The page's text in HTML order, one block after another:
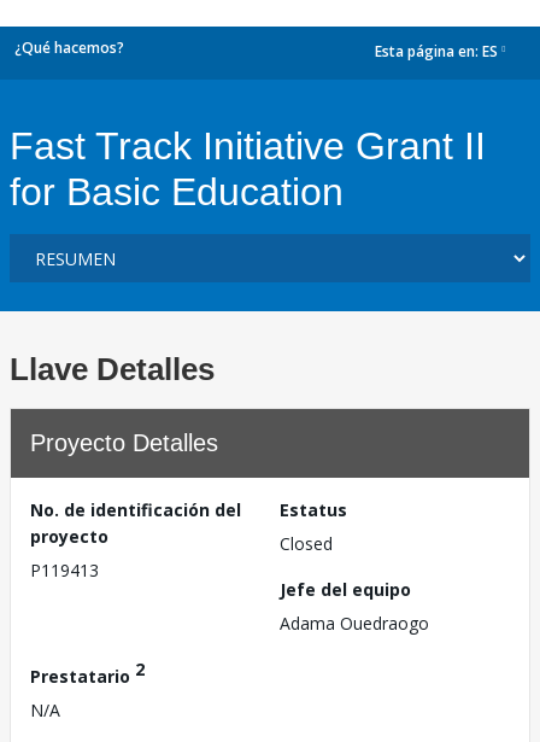
¿Qué hacemos? Esta página en: ES
Fast Track Initiative Grant II
for Basic Education
Llave Detalles
Proyecto Detalles
No. de identificación del
proyecto
P119413
Estatus
Closed
Jefe del equipo
Adama Ouedraogo
Prestatario 2
N/A